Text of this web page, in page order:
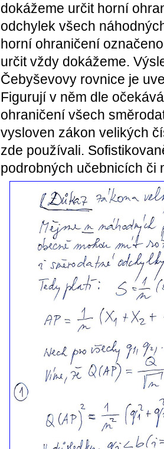
dokážeme určit horní
odchylek všech
horní ohraničení
určit vždy dokážeme.
Čebyševovy rovnice je
Figurují v něm dle
ohraničení všech
vysloven zákon velikých
zde používali.
podrobných učebnicích či